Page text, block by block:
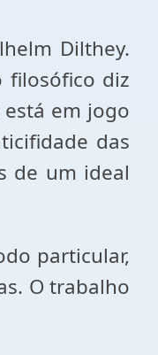
Dilthey.
filosófico diz
em jogo
das
de um ideal
particular,
O trabalho